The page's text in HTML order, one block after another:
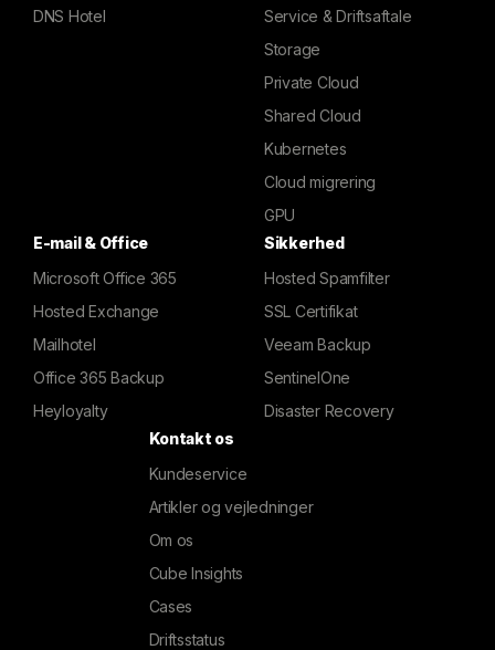
DNS Hotel
Service & Driftsaftale
Storage
Private Cloud
Shared Cloud
Kubernetes
Cloud migrering
GPU
E-mail & Office
Microsoft Office 365
Hosted Exchange
Mailhotel
Office 365 Backup
Heyloyalty
Sikkerhed
Hosted Spamfilter
SSL Certifikat
Veeam Backup
SentinelOne
Disaster Recovery
Kontakt os
Kundeservice
Artikler og vejledninger
Om os
Cube Insights
Cases
Driftsstatus